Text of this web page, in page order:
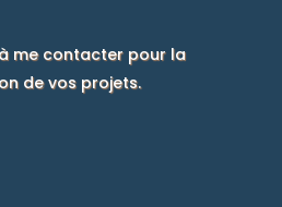
me contacter pour la
de vos projets.